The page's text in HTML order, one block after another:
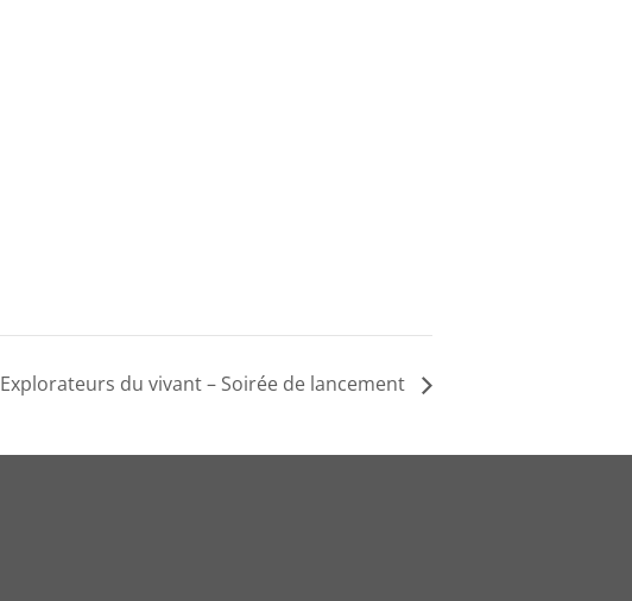
Explorateurs du vivant – Soirée de lancement